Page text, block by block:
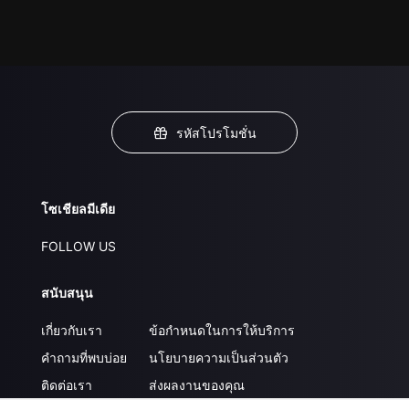
รหัสโปรโมชั่น
โซเชียลมีเดีย
FOLLOW US
สนับสนุน
เกี่ยวกับเรา
คำถามที่พบบ่อย
ติดต่อเรา
ข้อกำหนดในการให้บริการ
นโยบายความเป็นส่วนตัว
ส่งผลงานของคุณ